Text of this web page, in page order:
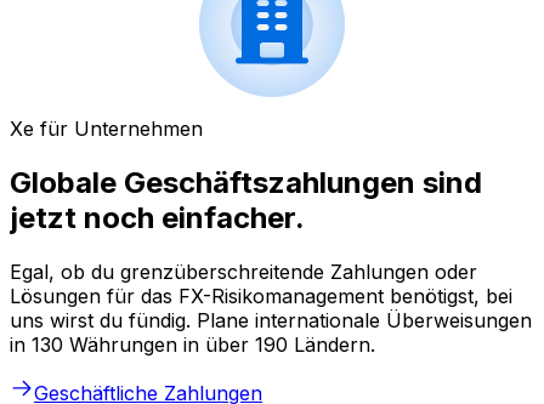
Xe für Unternehmen
Globale Geschäftszahlungen sind
jetzt noch einfacher.
Egal, ob du grenzüberschreitende Zahlungen oder
Lösungen für das FX-Risikomanagement benötigst, bei
uns wirst du fündig. Plane internationale Überweisungen
in 130 Währungen in über 190 Ländern.
Geschäftliche Zahlungen